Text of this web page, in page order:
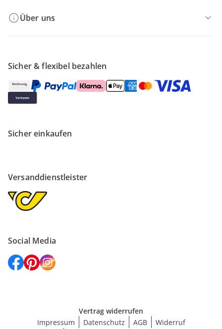
Über uns
Sicher & flexibel bezahlen
Sicher einkaufen
Versanddienstleister
Social Media
Vertrag widerrufen
Impressum
Datenschutz AGB
Widerruf